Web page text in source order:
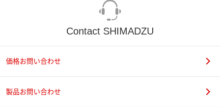
Contact SHIMADZU
価格お問い合わせ
製品お問い合わせ